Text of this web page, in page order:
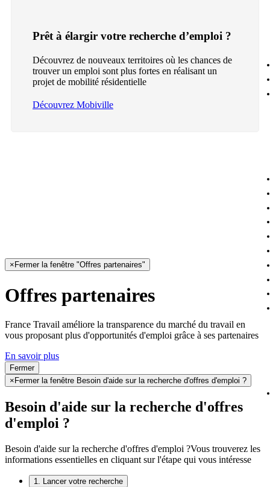
Prêt à élargir votre recherche d’emploi ?
Découvrez de nouveaux territoires où les chances de
trouver un emploi sont plus fortes en réalisant un
projet de mobilité résidentielle
Découvrez Mobiville
× Fermer la fenêtre "Offres partenaires"
Offres partenaires
France Travail améliore la transparence du marché du travail en
vous proposant plus d'opportunités d'emploi grâce à ses partenaires
En savoir plus
Fermer
× Fermer la fenêtre Besoin d'aide sur la recherche d'offres d'emploi ?
Besoin d'aide sur la recherche d'offres
d'emploi ?
Besoin d'aide sur la recherche d'offres d'emploi ?Vous trouverez les
informations essentielles en cliquant sur l'étape qui vous intéresse
1. Lancer votre recherche